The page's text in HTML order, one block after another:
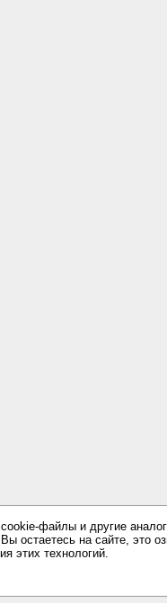
файлы и другие
остаетесь на сайте, это
этих технологий.